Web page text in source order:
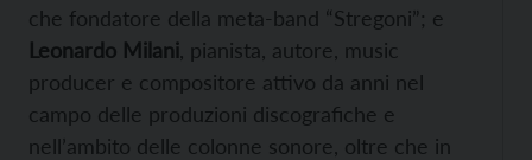
che fondatore della meta-band “Stregoni”; e
Leonardo Milani , pianista, autore, music
producer e compositore attivo da anni nel
campo delle produzioni discografiche e
nell’ambito delle colonne sonore, oltre che in